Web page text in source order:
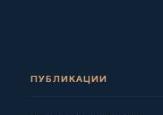
ПУБЛИКАЦИИ